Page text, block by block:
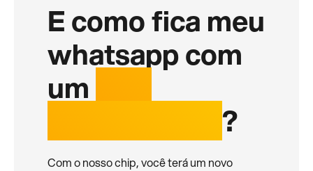
E como fica meu
whatsapp com
um
?
Com o nosso chip, você terá um novo